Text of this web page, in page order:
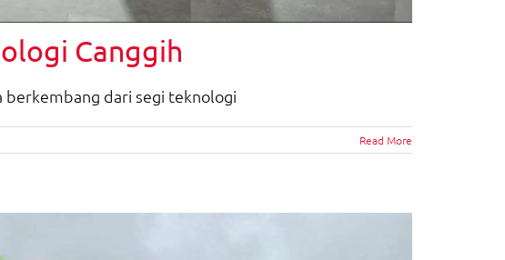
Canggih
dari segi teknologi
Read More